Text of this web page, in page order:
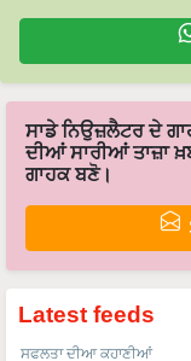
ਸਾਡੇ ਨਿਉਜ਼ਲੈਟਰ ਦੇ
ਦੀਆਂ ਸਾਰੀਆਂ ਤਾਜ਼ਾ
ਗਾਹਕ ਬਣੋ।
Latest feeds
ਸਫਲਤਾ ਦੀਆ ਕਹਾਣੀਆਂ